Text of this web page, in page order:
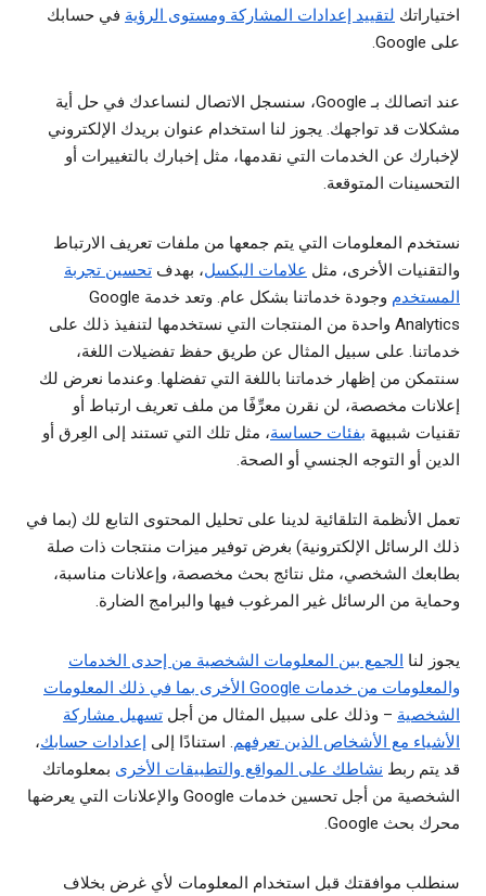
اختياراتك لتقييد إعدادات المشاركة ومستوى الرؤية في حسابك
على Google.
عند اتصالك بـ Google، سنسجل الاتصال لنساعدك في حل أية
مشكلات قد تواجهك. يجوز لنا استخدام عنوان بريدك الإلكتروني
لإخبارك عن الخدمات التي نقدمها، مثل إخبارك بالتغييرات أو
التحسينات المتوقعة.
نستخدم المعلومات التي يتم جمعها من ملفات تعريف الارتباط
والتقنيات الأخرى، مثل علامات البكسل، بهدف تحسين تجربة
المستخدم
وجودة خدماتنا بشكل عام. وتعد خدمة Google
Analytics واحدة من المنتجات التي نستخدمها لتنفيذ ذلك على
خدماتنا. على سبيل المثال عن طريق حفظ تفضيلات اللغة،
سنتمكن من إظهار خدماتنا باللغة التي تفضلها. وعندما نعرض لك
إعلانات مخصصة، لن نقرن معرِّفًا من ملف تعريف ارتباط أو
تقنيات شبيهة بفئات حساسة، مثل تلك التي تستند إلى العِرق أو
الدين أو التوجه الجنسي أو الصحة.
تعمل الأنظمة التلقائية لدينا على تحليل المحتوى التابع لك (بما في
ذلك الرسائل الإلكترونية) بغرض توفير ميزات منتجات ذات صلة
بطابعك الشخصي، مثل نتائج بحث مخصصة، وإعلانات مناسبة،
وحماية من الرسائل غير المرغوب فيها والبرامج الضارة.
يجوز لنا الجمع بين المعلومات الشخصية من إحدى الخدمات
والمعلومات من خدمات Google الأخرى بما في ذلك المعلومات
الشخصية – وذلك على سبيل المثال من أجل تسهيل مشاركة
الأشياء مع الأشخاص الذين تعرفهم. استنادًا إلى إعدادات حسابك،
قد يتم ربط نشاطك على المواقع والتطبيقات الأخرى بمعلوماتك
الشخصية من أجل تحسين خدمات Google والإعلانات التي يعرضها
محرك بحث Google.
سنطلب موافقتك قبل استخدام المعلومات لأي غرض بخلاف